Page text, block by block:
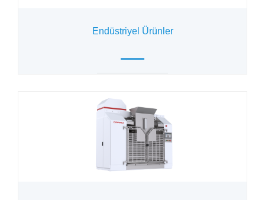
Endüstriyel Ürünler